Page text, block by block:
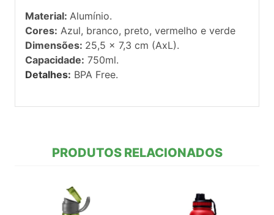
Material: Alumínio.
Cores: Azul, branco, preto, vermelho e verde
Dimensões: 25,5 x 7,3 cm (AxL).
Capacidade: 750ml.
Detalhes: BPA Free.
PRODUTOS RELACIONADOS